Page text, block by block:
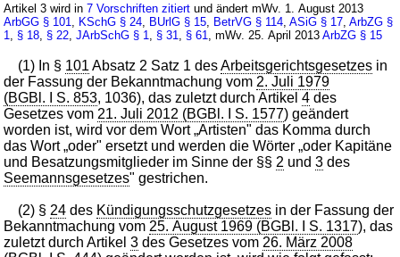
Artikel 3 wird in7 Vorschriften zitiert und ändert mWv. 1. August 2013
ArbGG § 101 KSchG § 24 BUrlG § 15 BetrVG § 114 ,ASiG § 17 ,ArbZG §
1
§ 18 § 22 ,JArbSchG § 1 § 31 § 61 , mWv. 25. April 2013ArbZG § 15
(1) In § 101 Absatz 2 Satz 1 desArbeitsgerichtsgesetzes in
der Fassung der Bekanntmachung vom 2. Juli 1979
(BGBl. I S. 853, 1036), das zuletzt durch Artikel4 des
Gesetzes vom 21. Juli 2012 (BGBl. I S. 1577) geändert
worden ist, wird vor dem Wort „Artisten" das Komma durch
das Wort „oder" ersetzt und werden die Wörter „oder Kapitäne
und Besatzungsmitglieder im Sinne der §§ 2 und3 des
Seemannsgesetzes" gestrichen.
(2) § 24 des Kündigungsschutzgesetzes in der Fassung der
Bekanntmachung vom 25. August 1969 (BGBl. I S. 1317), das
zuletzt durch Artikel3 des Gesetzes vom 26. März 2008